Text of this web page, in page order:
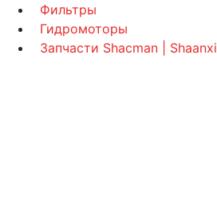
Фильтры
Гидромоторы
Запчасти Shacman | Shaanxi